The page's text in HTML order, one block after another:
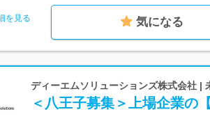
を見る 気になる
ディーエムソリューションズ株式会社 |
＜八王子募集＞上場企業の